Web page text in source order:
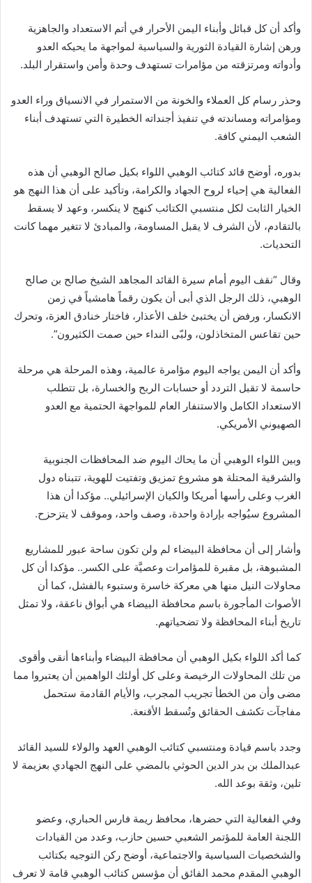
وأكد أن كل قبائل وأبناء اليمن الأحرار في أتم الاستعداد والجاهزية
ورهن إشارة القيادة الثورية والسياسية لمواجهة ما يحيكه العدو
وأدواته ومرتزقته من مؤامرات تستهدف وحدة وأمن واستقرار البلد.
وحذر رسام كل العملاء والخونة من الاستمرار في الانسياق وراء العدو
ومؤامراته ومساندته في تنفيذ أجنداته الخطيرة التي تستهدف أبناء
الشعب اليمني كافة.
بدوره، أوضح قائد كتائب الوهبي اللواء بكيل صالح الوهبي أن هذه
الفعالية هي إحياء لروح الجهاد والكرامة، وتأكيد على أن هذا النهج هو
الخيار الثابت لكل منتسبي الكتائب كنهج لا ينكسر، وعهد لا يسقط
بالتقادم، لأن الشرف لا يقبل المساومة، والمبادئ لا تتغير مهما كانت
التحديات.
وقال “نقف اليوم أمام سيرة القائد المجاهد الشيخ صالح بن صالح
الوهبي، ذلك الرجل الذي أبى أن يكون رقماً هامشياً في زمن
الانكسار، ورفض أن يختبئ خلف الأعذار، فاختار خنادق العزة، وتحرك
حين تقاعس المتخاذلون، ولبّى النداء حين صمت الكثيرون”.
وأكد أن اليمن يواجه اليوم مؤامرة عالمية، وهذه المرحلة هي مرحلة
حاسمة لا تقبل التردد أو حسابات الربح والخسارة، بل تتطلب
الاستعداد الكامل والاستنفار العام للمواجهة الحتمية مع العدو
الصهيوني الأمريكي.
وبين اللواء الوهبي أن ما يحاك اليوم ضد المحافظات الجنوبية
والشرقية المحتلة هو مشروع تمزيق وتفتيت للهوية، تتبناه دول
الغرب وعلى رأسها أمريكا والكيان الإسرائيلي.. مؤكدا أن هذا
المشروع سيُواجه بإرادة واحدة، وصف واحد، وموقف لا يتزحزح.
وأشار إلى أن محافظة البيضاء لم ولن تكون ساحة عبور للمشاريع
المشبوهة، بل مقبرة للمؤامرات وعصيَّة على الكسر.. مؤكدا أن كل
محاولات النيل منها هي معركة خاسرة وستبوء بالفشل، كما أن
الأصوات المأجورة باسم محافظة البيضاء هي أبواق ناعقة، ولا تمثل
تاريخ أبناء المحافظة ولا تضحياتهم.
كما أكد اللواء بكيل الوهبي أن محافظة البيضاء وأبناءها أنقى وأقوى
من تلك المحاولات الرخيصة وعلى كل أولئك الواهمين أن يعتبروا مما
مضى وأن من الخطأ تجريب المجرب، والأيام القادمة ستحمل
مفاجآت تكشف الحقائق وتُسقط الأقنعة.
وجدد باسم قيادة ومنتسبي كتائب الوهبي العهد والولاء للسيد القائد
عبدالملك بن بدر الدين الحوثي بالمضي على النهج الجهادي بعزيمة لا
تلين، وثقة بوعد الله.
وفي الفعالية التي حضرها، محافظ ريمة فارس الحباري، وعضو
اللجنة العامة للمؤتمر الشعبي حسين حازب، وعدد من القيادات
والشخصيات السياسية والاجتماعية، أوضح ركن التوجيه بكتائب
الوهبي المقدم محمد الفائق أن مؤسس كتائب الوهبي قامة لا تعرف